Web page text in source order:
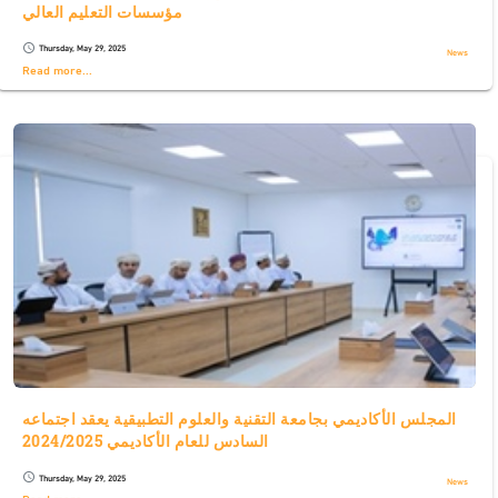
مؤسسات التعليم العالي
schedule Thursday, May 29, 2025 News
Read more...
المجلس الأكاديمي بجامعة التقنية والعلوم التطبيقية يعقد اجتماعه
السادس للعام الأكاديمي 2024/2025
schedule Thursday, May 29, 2025 News